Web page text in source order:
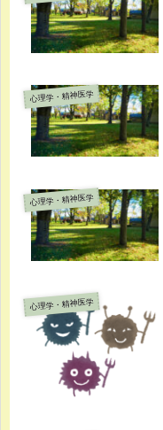
心理学・精神医学
心理学・精神医学
心理学・精神医学